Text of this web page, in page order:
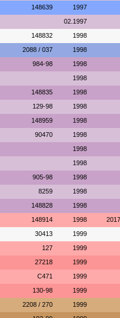
148639 1997
02.1997
148832 1998
2088 / 037 1998
984-98 1998
1998
148835 1998
129-98 1998
148959 1998
90470 1998
1998
1998
905-98 1998
8259 1998
148828 1998
148914 1998 2017
30413 1999
127 1999
27218 1999
C471 1999
130-98 1999
2208 / 270 1999